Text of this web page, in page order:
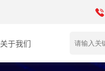
关于我们